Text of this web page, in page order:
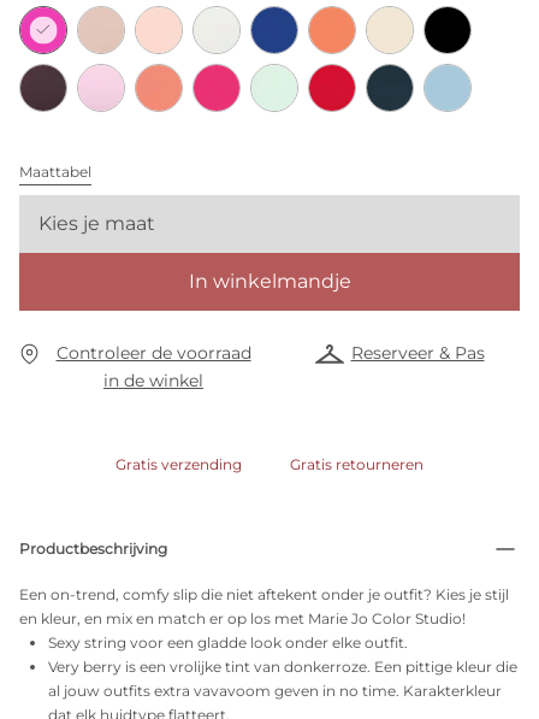
Maattabel
Kies je maat
In winkelmandje
Controleer de voorraad
in de winkel
Reserveer & Pas
Gratis verzending Gratis retourneren
Productbeschrijving
Een on-trend, comfy slip die niet aftekent onder je outfit? Kies je stijl
en kleur, en mix en match er op los met Marie Jo Color Studio!
Sexy string voor een gladde look onder elke outfit.
Very berry is een vrolijke tint van donkerroze. Een pittige kleur die
al jouw outfits extra vavavoom geven in no time. Karakterkleur
dat elk huidtype flatteert.